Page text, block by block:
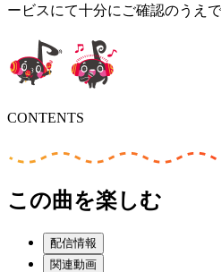
ービスにて十分にご確認のうえ
CONTENTS
この曲を楽しむ
配信情報
関連動画